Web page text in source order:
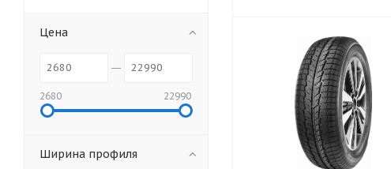
Цена
2680 22990
Ширина профиля